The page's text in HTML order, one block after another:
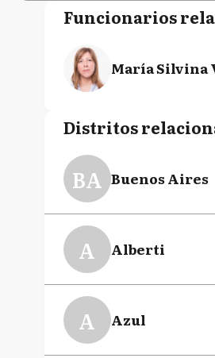
Funcionarios
María Silvina
Distritos
BA Buenos Aires
A Alberti
A Azul